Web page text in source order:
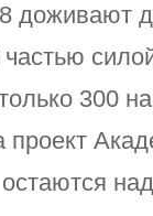
доживают
300
проект